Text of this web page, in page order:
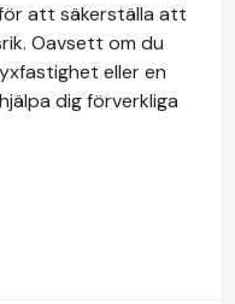
att säkerställa att
Oavsett om du
eller en
dig förverkliga